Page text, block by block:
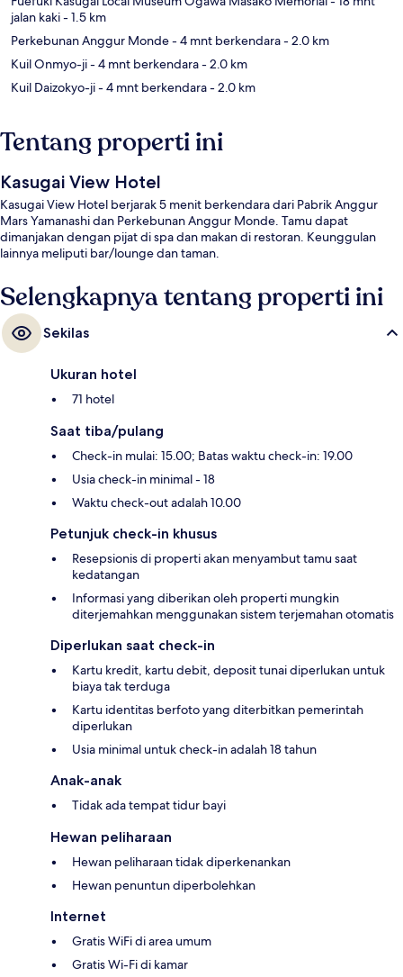
jalan kaki- 1.5 km
Perkebunan Anggur Monde- 4 mnt berkendara- 2.0 km
Kuil Onmyo-ji- 4 mnt berkendara- 2.0 km
Kuil Daizokyo-ji- 4 mnt berkendara- 2.0 km
Tentang properti ini
Kasugai View Hotel
Kasugai View Hotel berjarak 5 menit berkendara dari Pabrik Anggur
Mars Yamanashi dan Perkebunan Anggur Monde. Tamu dapat
dimanjakan dengan pijat di spa dan makan di restoran. Keunggulan
lainnya meliputi bar/lounge dan taman.
Selengkapnya tentang properti ini
Sekilas
Ukuran hotel
71 hotel
Saat tiba/pulang
Check-in mulai: 15.00; Batas waktu check-in: 19.00
Usia check-in minimal - 18
Waktu check-out adalah 10.00
Petunjuk check-in khusus
Resepsionis di properti akan menyambut tamu saat
kedatangan
Informasi yang diberikan oleh properti mungkin
diterjemahkan menggunakan sistem terjemahan otomatis
Diperlukan saat check-in
Kartu kredit, kartu debit, deposit tunai diperlukan untuk
biaya tak terduga
Kartu identitas berfoto yang diterbitkan pemerintah
diperlukan
Usia minimal untuk check-in adalah 18 tahun
Anak-anak
Tidak ada tempat tidur bayi
Hewan peliharaan
Hewan peliharaan tidak diperkenankan
Hewan penuntun diperbolehkan
Internet
Gratis WiFi di area umum
Gratis Wi-Fi di kamar